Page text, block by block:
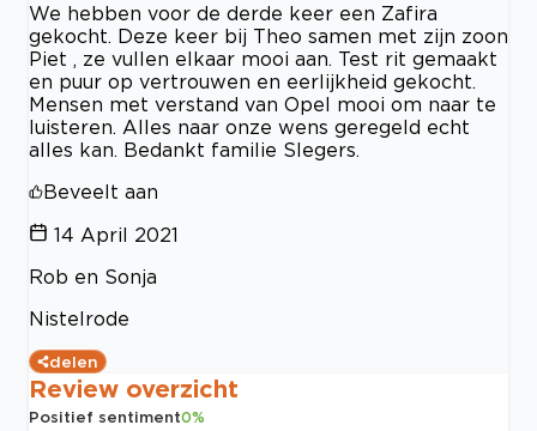
We hebben voor de derde keer een Zafira
gekocht. Deze keer bij Theo samen met zijn zoon
Piet , ze vullen elkaar mooi aan. Test rit gemaakt
en puur op vertrouwen en eerlijkheid gekocht.
Mensen met verstand van Opel mooi om naar te
luisteren. Alles naar onze wens geregeld echt
alles kan. Bedankt familie Slegers.
Beveelt aan
14 April 2021
Rob en Sonja
Nistelrode
delen
Review overzicht
Positief sentiment0%